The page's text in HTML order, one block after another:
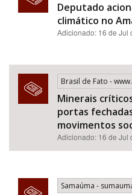
Deputado
climático no
Adicionado: 16 de Jul
Brasil de Fato -
Minerais
portas
movimentos
Adicionado: 16 de Jul
Samaúma -